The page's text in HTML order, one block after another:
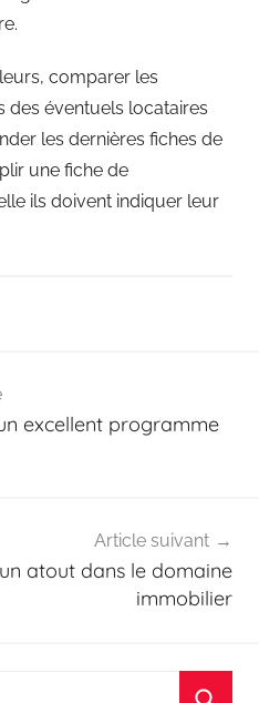
comparer les
des éventuels locataires
les dernières fiches de
une fiche de
ils doivent indiquer leur
excellent programme
Article suivant
atout dans le domaine
immobilier